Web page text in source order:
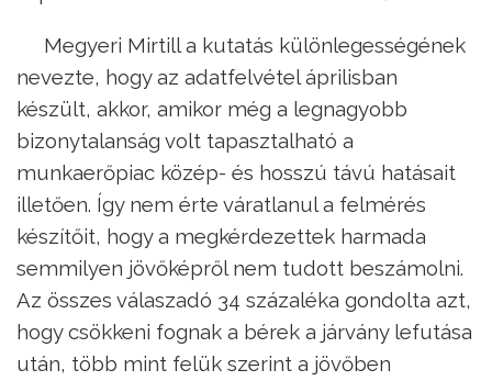
Megyeri Mirtill a kutatás különlegességének
nevezte, hogy az adatfelvétel áprilisban
készült, akkor, amikor még a legnagyobb
bizonytalanság volt tapasztalható a
munkaerőpiac közép- és hosszú távú hatásait
illetően. Így nem érte váratlanul a felmérés
készítőit, hogy a megkérdezettek harmada
semmilyen jövőképről nem tudott beszámolni.
Az összes válaszadó 34 százaléka gondolta azt,
hogy csökkeni fognak a bérek a járvány lefutása
után, több mint felük szerint a jövőben